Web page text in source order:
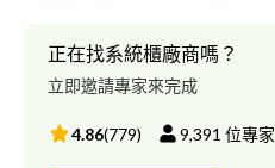
正在找系統櫃廠商嗎？
立即邀請專家來完成
4.86(779) 9,391 位專家